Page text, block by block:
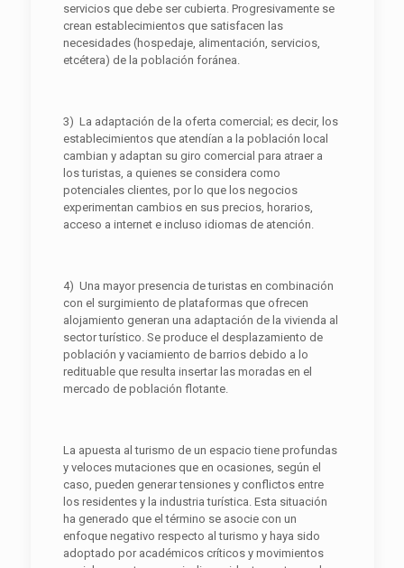
servicios que debe ser cubierta. Progresivamente se
crean establecimientos que satisfacen las
necesidades (hospedaje, alimentación, servicios,
etcétera) de la población foránea.
3) La adaptación de la oferta comercial; es decir, los
establecimientos que atendían a la población local
cambian y adaptan su giro comercial para atraer a
los turistas, a quienes se considera como
potenciales clientes, por lo que los negocios
experimentan cambios en sus precios, horarios,
acceso a internet e incluso idiomas de atención.
4) Una mayor presencia de turistas en combinación
con el surgimiento de plataformas que ofrecen
alojamiento generan una adaptación de la vivienda al
sector turístico. Se produce el desplazamiento de
población y vaciamiento de barrios debido a lo
redituable que resulta insertar las moradas en el
mercado de población flotante.
La apuesta al turismo de un espacio tiene profundas
y veloces mutaciones que en ocasiones, según el
caso, pueden generar tensiones y conflictos entre
los residentes y la industria turística. Esta situación
ha generado que el término se asocie con un
enfoque negativo respecto al turismo y haya sido
adoptado por académicos críticos y movimientos